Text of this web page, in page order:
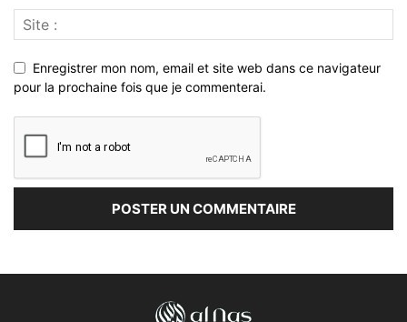
Enregistrer mon nom, email et site web dans ce navigateur
pour la prochaine fois que je commenterai.